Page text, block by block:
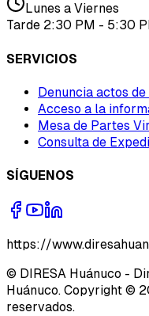
Lunes a Viernes
Tarde 2:30 PM - 5:30
SERVICIOS
Denuncia actos
Acceso a la
Mesa de Partes
Consulta de
SÍGUENOS
https://
© DIRESA Huánuco -
Huánuco. Copyright ©
reservados.